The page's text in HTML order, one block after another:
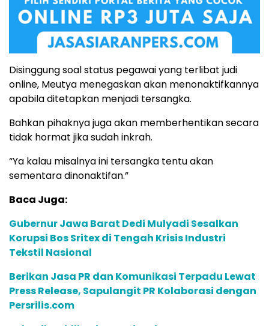
Disinggung soal status pegawai yang terlibat judi
online, Meutya menegaskan akan menonaktifkannya
apabila ditetapkan menjadi tersangka.
Bahkan pihaknya juga akan memberhentikan secara
tidak hormat jika sudah inkrah.
“Ya kalau misalnya ini tersangka tentu akan
sementara dinonaktifan.”
Baca Juga:
Gubernur Jawa Barat Dedi Mulyadi Sesalkan
Korupsi Bos Sritex di Tengah Krisis Industri
Tekstil Nasional
Berikan Jasa PR dan Komunikasi Terpadu Lewat
Press Release, Sapulangit PR Kolaborasi dengan
Persrilis.com